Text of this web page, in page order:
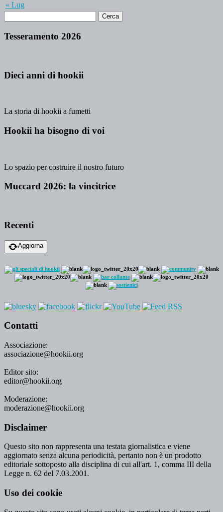
« Lug
Tesseramento 2026
Dieci anni di hookii
La storia di hookii a fumetti
Hookii ha bisogno di voi
Lo spazio per costruire il nostro futuro
Muccard 2026: la vincitrice
Recenti
Aggiorna
Contatti
Associazione:
associazione@hookii.org
Editor sito:
editor@hookii.org
Moderazione:
moderazione@hookii.org
Disclaimer
Questo sito non rappresenta una testata giornalistica e viene
aggiornato senza alcuna periodicità, pertanto non è un prodotto
editoriale sottoposto alla disciplina di cui all'art. 1, comma III della
Legge n. 62 del 7.03.2001.
Uso dei cookie